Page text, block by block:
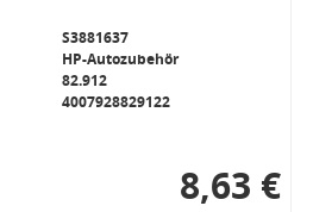
S3881637
HP-Autozubehör
82.912
4007928829122
8,63 €